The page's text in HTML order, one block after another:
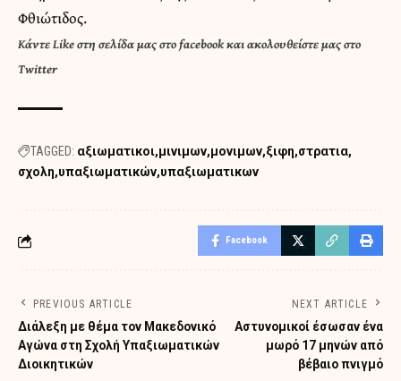
Φθιώτιδος.
ΚάντεLike στη σελίδα μας στο facebookκαιακολουθείστε μας στο
Twitter
TAGGED: αξιωματικοι μινιμων μονιμων ξιφη στρατια
σχολη υπαξιωματικών υπαξιωματικων
Facebook
PREVIOUS ARTICLE
Διάλεξη με θέμα τον Μακεδονικό
Αγώνα στη Σχολή Υπαξιωματικών
Διοικητικών
NEXT ARTICLE
Αστυνομικοί έσωσαν ένα
μωρό 17 μηνών από
βέβαιο πνιγμό